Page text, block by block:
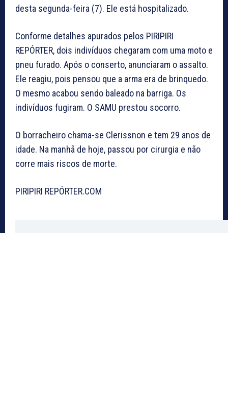
desta segunda-feira (7). Ele está hospitalizado.
Conforme detalhes apurados pelos PIRIPIRI
REPÓRTER, dois indivíduos chegaram com uma moto e
pneu furado. Após o conserto, anunciaram o assalto.
Ele reagiu, pois pensou que a arma era de brinquedo.
O mesmo acabou sendo baleado na barriga. Os
indivíduos fugiram. O SAMU prestou socorro.
O borracheiro chama-se Clerissnon e tem 29 anos de
idade. Na manhã de hoje, passou por cirurgia e não
corre mais riscos de morte.
PIRIPIRI REPÓRTER.COM